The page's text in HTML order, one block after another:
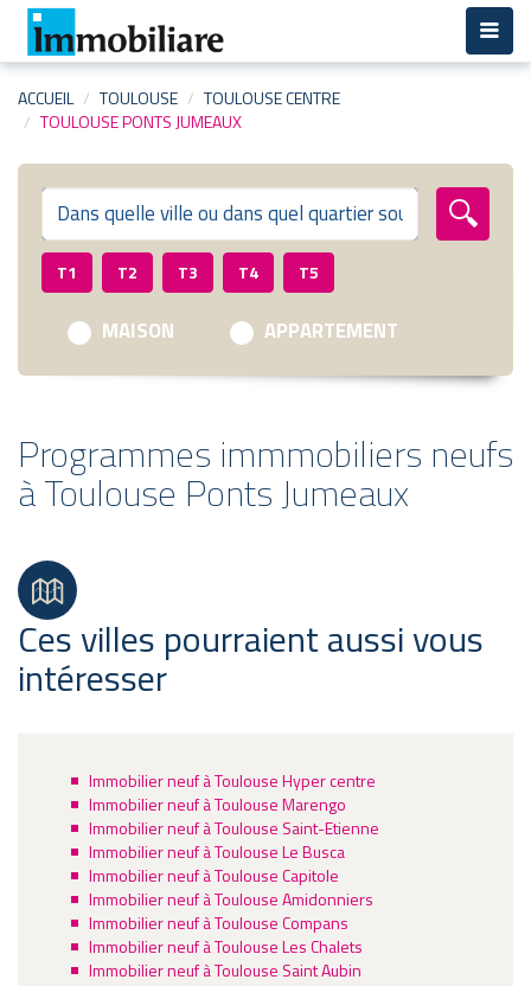
Aller
contenu
ACCUEIL TOULOUSE
TOULOUSE CENTRE
TOULOUSE PONTS JUMEAUX
T1 T2 T3 T4 T5
MAISON APPARTEMENT
Programmes immmobiliers neufs
à Toulouse Ponts Jumeaux
Ces villes pourraient aussi vous
intéresser
Immobilier neuf à Toulouse Hyper centre
Immobilier neuf à Toulouse Marengo
Immobilier neuf à Toulouse Saint-Etienne
Immobilier neuf à Toulouse Le Busca
Immobilier neuf à Toulouse Capitole
Immobilier neuf à Toulouse Amidonniers
Immobilier neuf à Toulouse Compans
Immobilier neuf à Toulouse Les Chalets
Immobilier neuf à Toulouse Saint Aubin